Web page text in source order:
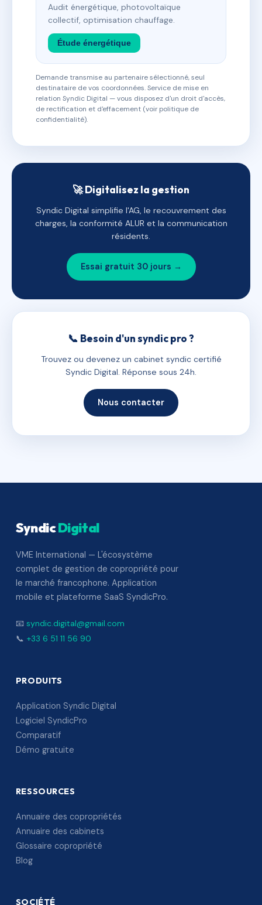
Audit énergétique, photovoltaïque
collectif, optimisation chauffage.
Étude énergétique
Demande transmise au partenaire sélectionné, seul
destinataire de vos coordonnées. Service de mise en
relation Syndic Digital — vous disposez d'un droit d'accès,
de rectification et d'effacement (voir politique de
confidentialité).
🚀 Digitalisez la gestion
Syndic Digital simplifie l'AG, le recouvrement des
charges, la conformité ALUR et la communication
résidents.
Essai gratuit 30 jours →
📞 Besoin d'un syndic pro ?
Trouvez ou devenez un cabinet syndic certifié
Syndic Digital. Réponse sous 24h.
Nous contacter
SyndicDigital
VME International — L'écosystème
complet de gestion de copropriété pour
le marché francophone. Application
mobile et plateforme SaaS SyndicPro.
📧 syndic.digital@gmail.com
📞 +33 6 51 11 56 90
PRODUITS
Application Syndic Digital
Logiciel SyndicPro
Comparatif
Démo gratuite
RESSOURCES
Annuaire des copropriétés
Annuaire des cabinets
Glossaire copropriété
Blog
SOCIÉTÉ